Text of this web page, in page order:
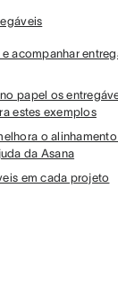
acompanhar
papel os
estes exemplos
o
da Asana
em cada projeto